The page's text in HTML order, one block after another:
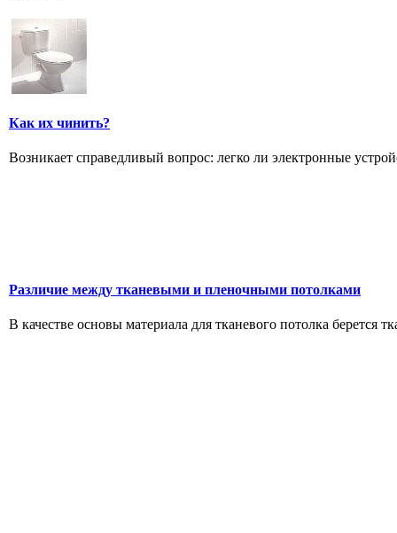
Как их чинить?
Возникает справедливый вопрос: легко ли электронные
Различие между тканевыми и пленочными потолками
В качестве основы материала для тканевого потолка